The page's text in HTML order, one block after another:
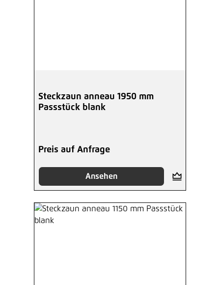
Steckzaun anneau 1950 mm
Passstück blank
Preis auf Anfrage
Ansehen